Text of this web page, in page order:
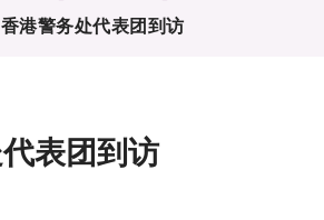
划
香港警务处代表团到访
表团到访